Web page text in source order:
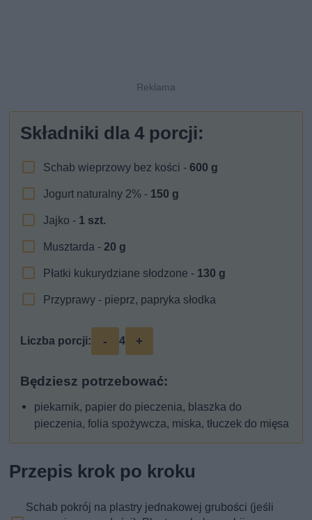
Składniki dla4 porcji:
Schab wieprzowy bez kości -600 g
Jogurt naturalny 2% - 150 g
Jajko - 1 szt.
Musztarda -20 g
Płatki kukurydziane słodzone - 130 g
Przyprawy - pieprz, papryka słodka
Liczba porcji: - 4 +
Będziesz potrzebować:
piekarnik, papier do pieczenia, blaszka do
pieczenia, folia spożywcza, miska, tłuczek do mięsa
Przepis krok po kroku
Schab pokrój na plastry jednakowej grubości (jeśli